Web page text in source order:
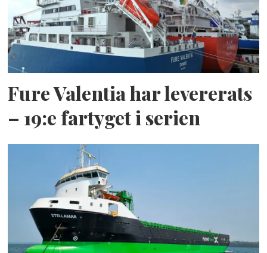
Fure Valentia har levererats
– 19:e fartyget i serien